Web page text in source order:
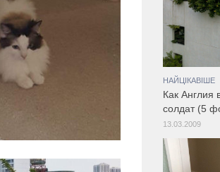
НАЙЦІКАВІШЕ
Как Англия
солдат (5
13.03.2009